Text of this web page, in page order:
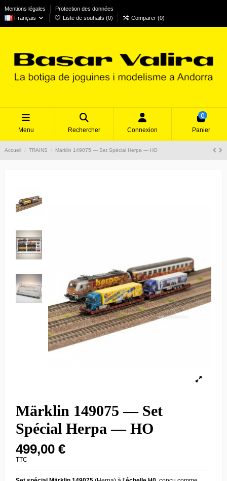
Mentions légales
Protection des données
Français
Liste de souhaits (0) Comparer (0)
Menu Rechercher Connexion
0
Panier
Accueil TRAINS Märklin 149075 — Set Spécial Herpa — HO
Märklin 149075 — Set
Spécial Herpa — HO
499,00 €
TTC